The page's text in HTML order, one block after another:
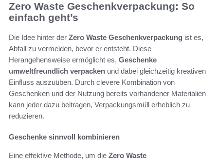
Zero Waste Geschenkverpackung: So
einfach geht’s
Die Idee hinter der Zero Waste Geschenkverpackung ist es,
Abfall zu vermeiden, bevor er entsteht. Diese
Herangehensweise ermöglicht es, Geschenke
umweltfreundlich verpacken und dabei gleichzeitig kreativen
Einfluss auszuüben. Durch clevere Kombination von
Geschenken und der Nutzung bereits vorhandener Materialien
kann jeder dazu beitragen, Verpackungsmüll erheblich zu
reduzieren.
Geschenke sinnvoll kombinieren
Eine effektive Methode, um die Zero Waste